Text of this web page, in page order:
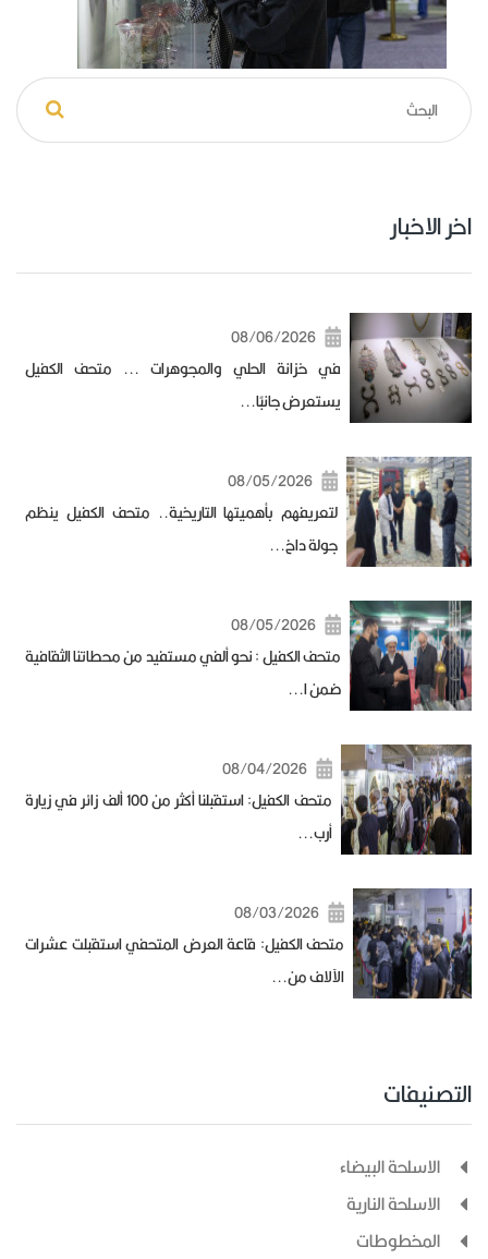
اخر الاخبار
08/06/2026
في خزانة الحلي والمجوهرات ... متحف الكفيل
يستعرض جانبًا...
08/05/2026
لتعريفهم بأهميتها التاريخية.. متحف الكفيل ينظم
جولة داخ...
08/05/2026
متحف الكفيل : نحو ألفي مستفيد من محطاتنا الثقافية
ضمن ا...
08/04/2026
متحف الكفيل: استقبلنا أكثر من 100 ألف زائر في زيارة
أرب...
08/03/2026
متحف الكفيل: قاعة العرض المتحفي استقبلت عشرات
الآلاف من...
التصنيفات
الاسلحة البيضاء
الاسلحة النارية
المخطوطات